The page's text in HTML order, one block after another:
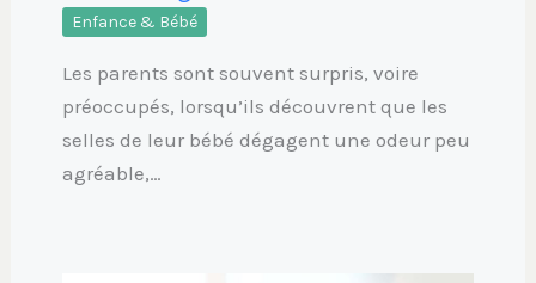
Enfance & Bébé
Les parents sont souvent surpris, voire
préoccupés, lorsqu’ils découvrent que les
selles de leur bébé dégagent une odeur peu
agréable,…